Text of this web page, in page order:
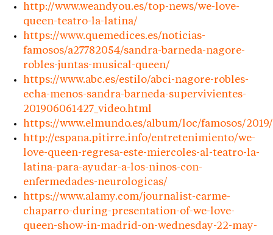
http://www.weandyou.es/top-news/we-love-
queen-teatro-la-latina/
https://www.quemedices.es/noticias-
famosos/a27782054/sandra-barneda-nagore-
robles-juntas-musical-queen/
https://www.abc.es/estilo/abci-nagore-robles-
echa-menos-sandra-barneda-supervivientes-
201906061427_video.html
https://www.elmundo.es/album/loc/famosos/
http://espana.pitirre.info/entretenimiento/we-
love-queen-regresa-este-miercoles-al-teatro-la-
latina-para-ayudar-a-los-ninos-con-
enfermedades-neurologicas/
https://www.alamy.com/journalist-carme-
chaparro-during-presentation-of-we-love-
queen-show-in-madrid-on-wednesday-22-may-